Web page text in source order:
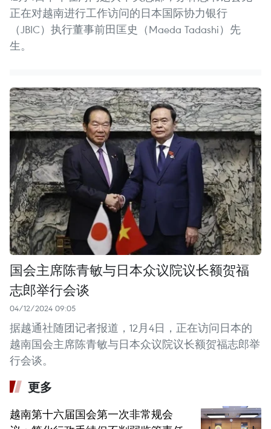
正在对越南进行工作访问的日本国际协力银行
（JBIC）执行董事前田匡史（Maeda Tadashi）先
生。
国会主席陈青敏与日本众议院议长额贺福
志郎举行会谈
04/12/2024 09:05
据越通社随团记者报道，12月4日，正在访问日本的
越南国会主席陈青敏与日本众议院议长额贺福志郎举
行会谈。
更多
越南第十六届国会第一次非常规会